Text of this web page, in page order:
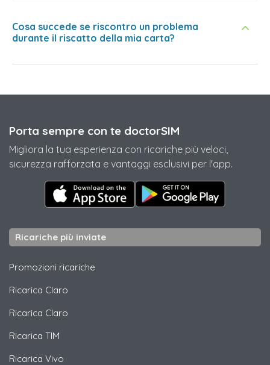
Cosa succede se riscontro un problema
durante il riscatto della mia carta?
Porta sempre con te doctorSIM
Migliora la tua esperienza con ricariche più veloci,
sicurezza rafforzata e vantaggi esclusivi per l'app.
Ricariche più inviate
Promozioni ricariche
Ricarica Claro
Ricarica Claro
Ricarica TIM
Ricarica Vivo